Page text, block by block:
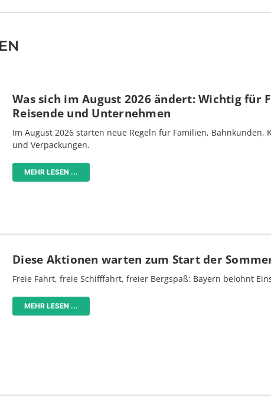
Was sich im August 2026 ändert: Wichtig für
Reisende und Unternehmen
Im August 2026 starten neue Regeln für Familien, Bahnkunden,
und Verpackungen.
MEHR LESEN ...
Diese Aktionen warten zum Start der
Freie Fahrt, freie Schifffahrt, freier Bergspaß: Bayern belohnt
MEHR LESEN ...